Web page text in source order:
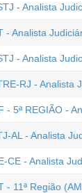
- Analista
- Analista
- Analista
RJ - Analista
- 5ª REGIÃO -
AL - Analista
CE - Analista
- 11ª Região